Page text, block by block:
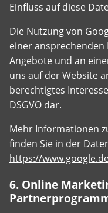
Einfluss auf diese
Die Nutzung von
einer
Angebote und an
uns auf der Website
berechtigtes
DSGVO dar.
Mehr Informationen
finden Sie in der
https://
6. Online